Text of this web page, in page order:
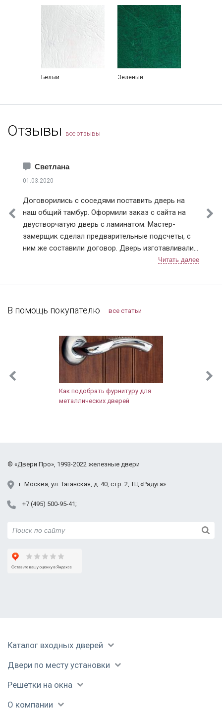
Белый Зеленый
Отзывы все отзывы
Светлана
01.03.2020
Договорились с соседями поставить дверь на
наш общий тамбур. Оформили заказ с сайта на
двустворчатую дверь с ламинатом. Мастер-
замерщик сделал предварительные подсчеты, с
ним же составили договор. Дверь изготавливали
чуть больше недели, с доставкой тоже не
теперь нет ни холода, ни шума из подъезда.
Компанию я рекомендую, тут можно найти
В помощь покупателю все статьи
Как подобрать фурнитуру для
металлических дверей
г. Москва, ул. Таганская, д. 40, стр. 2, ТЦ «Радуга»
+7 (495) 500-95-41
© «Двери Про», 1993-2022 железные двери
Каталог входных дверей
Двери по месту установки
Решетки на окна
О компании